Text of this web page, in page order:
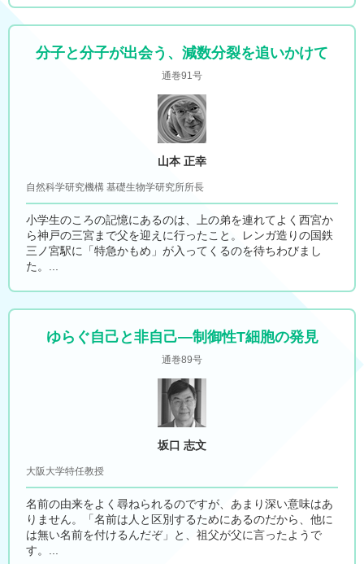
分子と分子が出会う、減数分裂を追いかけて
通巻91号
山本 正幸
自然科学研究機構 基礎生物学研究所所長
小学生のころの記憶にあるのは、上の弟を連れてよく西宮か
ら神戸の三宮まで父を迎えに行ったこと。レンガ造りの国鉄
三ノ宮駅に「特急かもめ」が入ってくるのを待ちわびまし
た。...
ゆらぐ自己と非自己―制御性T細胞の発見
通巻89号
坂口 志文
大阪大学特任教授
名前の由来をよく尋ねられるのですが、あまり深い意味はあ
りません。「名前は人と区別するためにあるのだから、他に
は無い名前を付けるんだぞ」と、祖父が父に言ったようで
す。...